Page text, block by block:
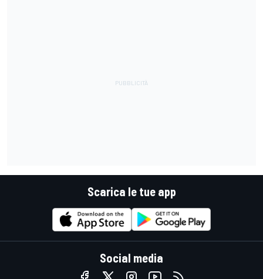
Scarica le tue app
Social media